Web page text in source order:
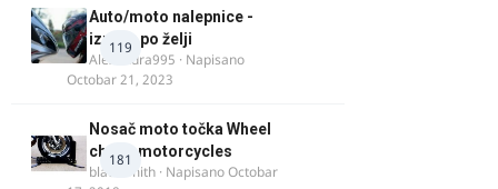
119
Auto/moto nalepnice -
izrada po želji
Alexandra995 · Napisano
Octobar 21, 2023
181
Nosač moto točka Wheel
chock motorcycles
blacksmith · NapisanoOctobar